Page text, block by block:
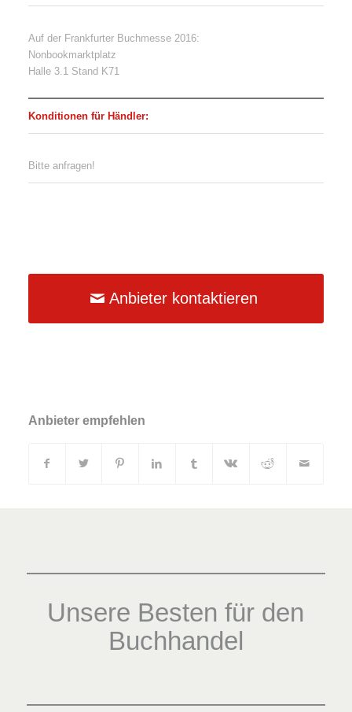
Auf der Frankfurter Buchmesse 2016:
Nonbookmarktplatz
Halle 3.1 Stand K71
Konditionen für Händler:
Bitte anfragen!
Anbieter kontaktieren
Anbieter empfehlen
Unsere Besten für den
Buchhandel